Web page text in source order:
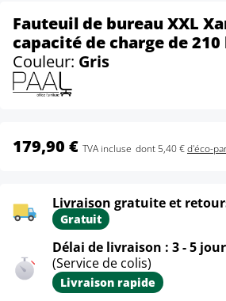
Fauteuil de bureau XXL
capacité de charge de 210
Couleur: Gris
179,90 € TVA incluse dont 5,40 €d'éco-
Livraison gratuite et
Gratuit
Délai de livraison : 3 - 5
(Service de colis)
Livraison rapide